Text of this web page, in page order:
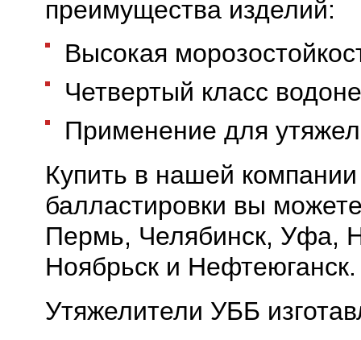
преимущества изделий:
Высокая
Четвертый класс
Применение для
Купить в нашей
балластировки вы
Пермь, Челябинск, Уфа,
Ноябрьск и Нефтеюганск.
Утяжелители УББ